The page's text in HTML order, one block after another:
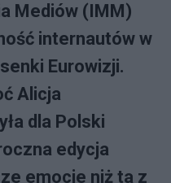
Mediów (IMM)
internautów w
Eurowizji.
Alicja
dla Polski
edycja
emocje niż ta z